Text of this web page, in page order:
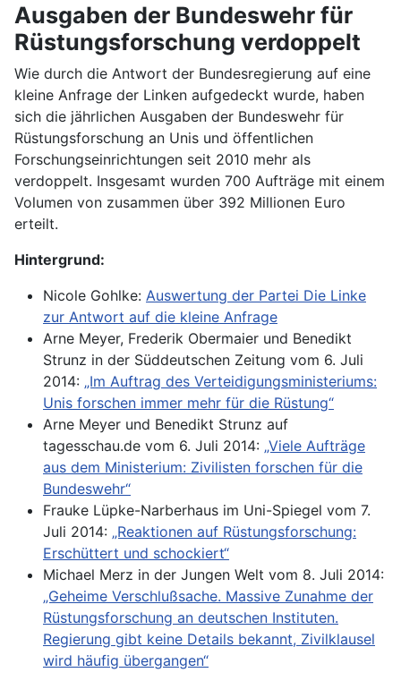
Ausgaben der Bundeswehr für
Rüstungsforschung verdoppelt
Wie durch die Antwort der Bundesregierung auf eine
kleine Anfrage der Linken aufgedeckt wurde, haben
sich die jährlichen Ausgaben der Bundeswehr für
Rüstungsforschung an Unis und öffentlichen
Forschungseinrichtungen seit 2010 mehr als
verdoppelt. Insgesamt wurden 700 Aufträge mit einem
Volumen von zusammen über 392 Millionen Euro
erteilt.
Hintergrund:
Nicole Gohlke: Auswertung der Partei Die Linke
zur Antwort auf die kleine Anfrage
Arne Meyer, Frederik Obermaier und Benedikt
Strunz in der Süddeutschen Zeitung vom 6. Juli
2014: „Im Auftrag des Verteidigungsministeriums:
Unis forschen immer mehr für die Rüstung“
Arne Meyer und Benedikt Strunz auf
tagesschau.de vom 6. Juli 2014: „Viele Aufträge
aus dem Ministerium: Zivilisten forschen für die
Bundeswehr“
Frauke Lüpke-Narberhaus im Uni-Spiegel vom 7.
Juli 2014: „Reaktionen auf Rüstungsforschung:
Erschüttert und schockiert“
Michael Merz in der Jungen Welt vom 8. Juli 2014:
„Geheime Verschlußsache. Massive Zunahme der
Rüstungsforschung an deutschen Instituten.
Regierung gibt keine Details bekannt, Zivilklausel
wird häufig übergangen“